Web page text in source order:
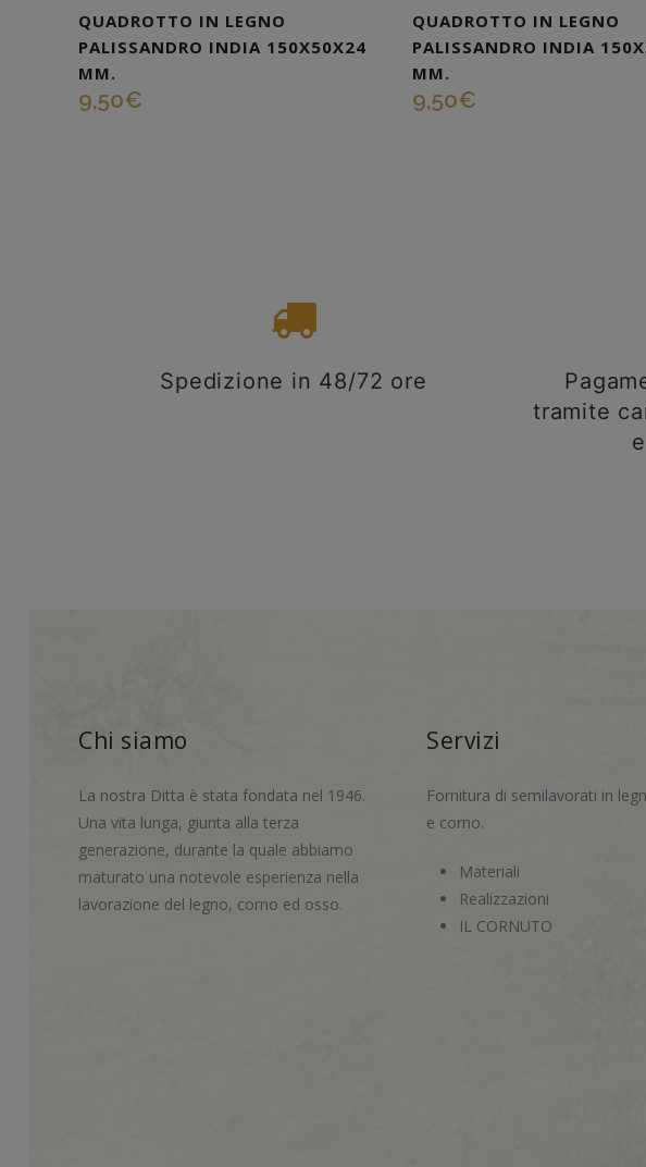
QUADROTTO IN LEGNO
PALISSANDRO INDIA 150X50X24
MM.
9,50€
QUADROTTO IN LEGNO
PALISSANDRO INDIA
MM.
9,50€
Spedizione in 48/72 ore
tramite
Chi siamo
La nostra Ditta è stata fondata nel 1946.
Una vita lunga, giunta alla terza
generazione, durante la quale abbiamo
maturato una notevole esperienza nella
lavorazione del legno, corno ed osso.
Servizi
Fornitura di semilavorati in
e corno.
Materiali
Realizzazioni
IL CORNUTO